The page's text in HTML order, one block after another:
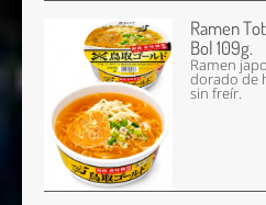
Ramen
Bol 109g.
Ramen
dorado de
sin freír.